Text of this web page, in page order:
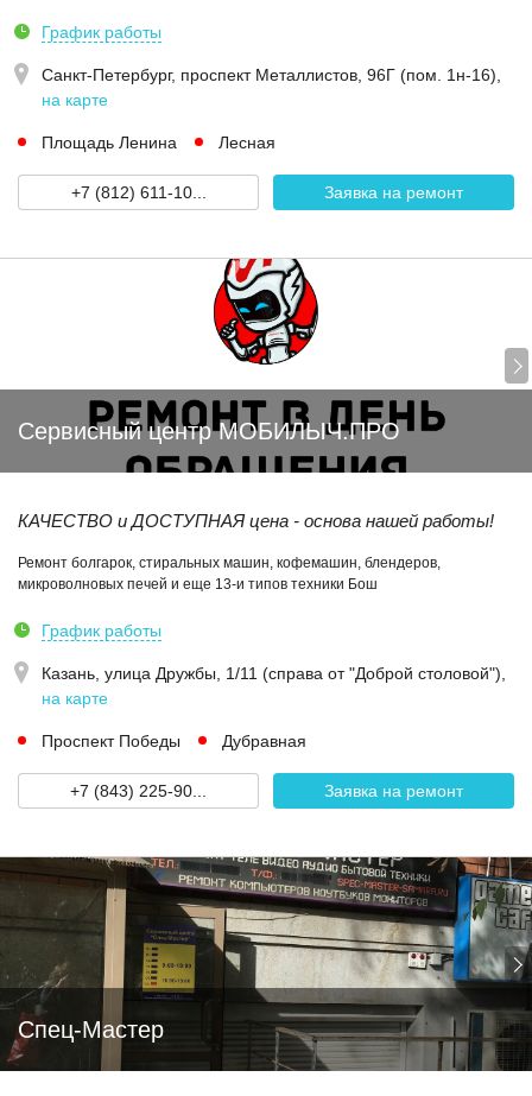
График работы
Санкт-Петербург, проспект Металлистов, 96Г (пом. 1н-16)
на карте
Площадь Ленина Лесная
+7 (812) 611-10... Заявка на ремонт
Сервисный центр МОБИЛЫЧ.ПРО
КАЧЕСТВО и ДОСТУПНАЯ цена - основа нашей работы!
Ремонт болгарок, стиральных машин, кофемашин, блендеров,
микроволновых печей и еще 13-и типов техники Бош
График работы
Казань, улица Дружбы, 1/11 (справа от "Доброй столовой")
на карте
Проспект Победы Дубравная
+7 (843) 225-90... Заявка на ремонт
Спец-Мастер